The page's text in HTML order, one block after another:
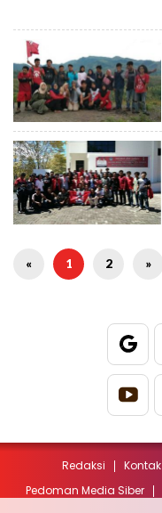
« 1 2 »
Redaksi Kontak
Pedoman Media Siber